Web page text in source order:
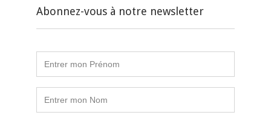
Abonnez-vous à notre newsletter